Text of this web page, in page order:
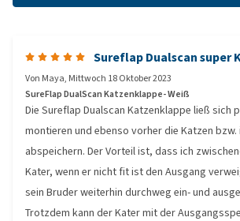
Sureflap Dualscan super
Von Maya, Mittwoch 18 Oktober 2023
SureFlap DualScan Katzenklappe- Weiß
Die Sureflap Dualscan Katzenklappe ließ sich
montieren und ebenso vorher die Katzen
abspeichern. Der Vorteil ist, dass ich
Kater, wenn er nicht fit ist den Ausgang
sein Bruder weiterhin durchweg ein- und
Trotzdem kann der Kater mit der